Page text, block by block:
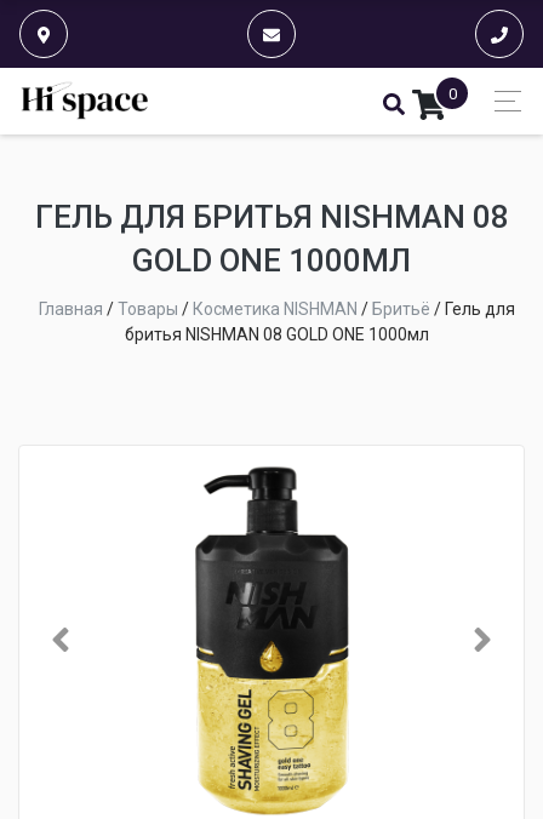
0
ГЕЛЬ ДЛЯ БРИТЬЯ NISHMAN 08
GOLD ONE 1000МЛ
Главная /Товары / Косметика NISHMAN / Бритьё / Гель для
бритья NISHMAN 08 GOLD ONE 1000мл